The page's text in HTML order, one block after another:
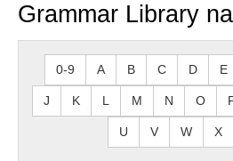
Grammar Library
0-9 A B C D E
J K L M N O
U V W X